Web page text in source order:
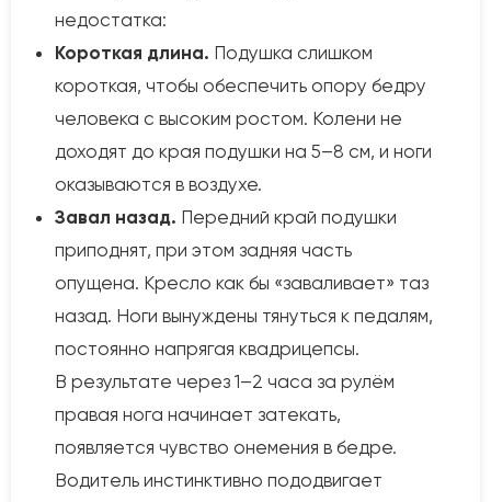
недостатка:
Короткая длина. Подушка слишком
короткая, чтобы обеспечить опору бедру
человека с высоким ростом. Колени не
доходят до края подушки на 5–8 см, и ноги
оказываются в воздухе.
Завал назад. Передний край подушки
приподнят, при этом задняя часть
опущена. Кресло как бы «заваливает» таз
назад. Ноги вынуждены тянуться к педалям,
постоянно напрягая квадрицепсы.
В результате через 1–2 часа за рулём
правая нога начинает затекать,
появляется чувство онемения в бедре.
Водитель инстинктивно пододвигает